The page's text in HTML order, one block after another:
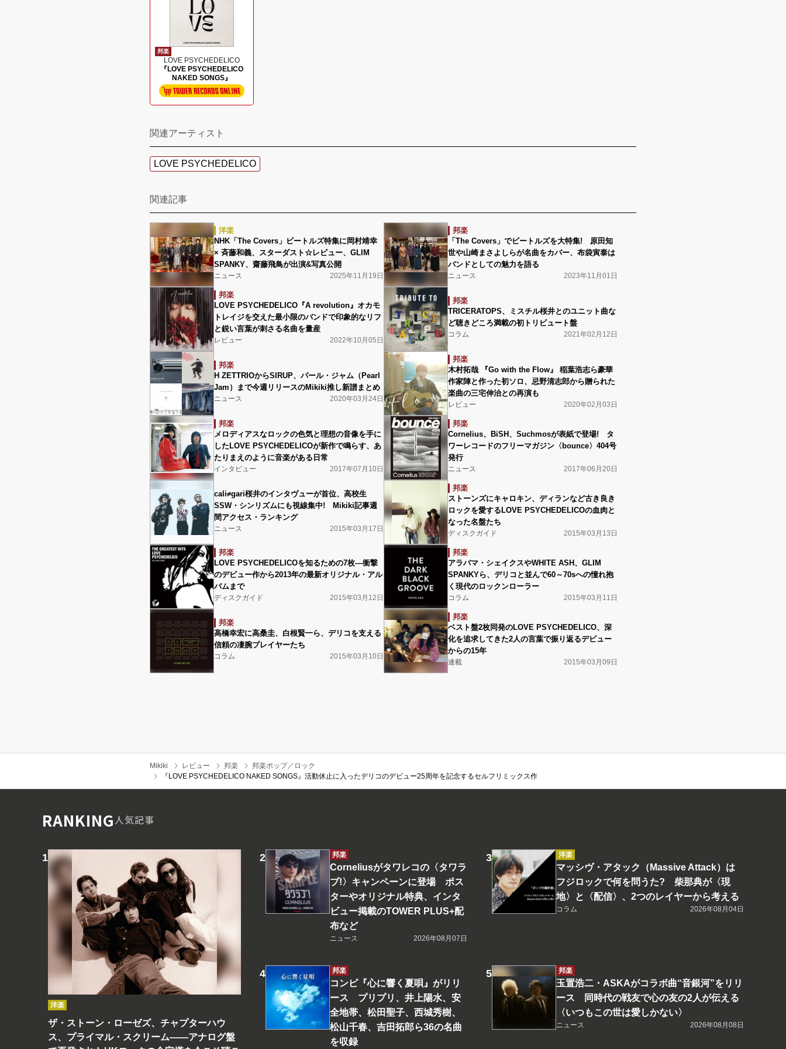
邦楽
LOVE PSYCHEDELICO
『LOVE PSYCHEDELICO
NAKED SONGS』
関連アーティスト
LOVE PSYCHEDELICO
関連記事
洋楽
NHK「The Covers」ビートルズ特集に岡村靖幸
× 斉藤和義、スターダスト☆レビュー、GLIM
SPANKY、齋藤飛鳥が出演&写真公開
ニュース 2025年11月19日
邦楽
「The Covers」でビートルズを大特集! 原田知
世や山崎まさよしらが名曲をカバー、布袋寅泰は
バンドとしての魅力を語る
ニュース 2023年11月01日
邦楽
LOVE PSYCHEDELICO『A revolution』オカモ
トレイジを交えた最小限のバンドで印象的なリフ
と鋭い言葉が刺さる名曲を量産
レビュー 2022年10月05日
邦楽
TRICERATOPS、ミスチル桜井とのユニット曲な
ど聴きどころ満載の初トリビュート盤
コラム 2021年02月12日
邦楽
H ZETTRIOからSIRUP、パール・ジャム（Pearl
Jam）まで今週リリースのMikiki推し新譜まとめ
ニュース 2020年03月24日
邦楽
木村拓哉 『Go with the Flow』 稲葉浩志ら豪華
作家陣と作った初ソロ、忌野清志郎から贈られた
楽曲の三宅伸治との再演も
レビュー 2020年02月03日
邦楽
メロディアスなロックの色気と理想の音像を手に
したLOVE PSYCHEDELICOが新作で鳴らす、あ
たりまえのように音楽がある日常
インタビュー 2017年07月10日
邦楽
Cornelius、BiSH、Suchmosが表紙で登場! タ
ワーレコードのフリーマガジン〈bounce〉404号
発行
ニュース 2017年06月20日
cali≠gari桜井のインタヴューが首位、高校生
SSW・シンリズムにも視線集中! Mikiki記事週
間アクセス・ランキング
ニュース 2015年03月17日
邦楽
ストーンズにキャロキン、ディランなど古き良き
ロックを愛するLOVE PSYCHEDELICOの血肉と
なった名盤たち
ディスクガイド 2015年03月13日
邦楽
LOVE PSYCHEDELICOを知るための7枚―衝撃
のデビュー作から2013年の最新オリジナル・アル
バムまで
ディスクガイド 2015年03月12日
邦楽
アラバマ・シェイクスやWHITE ASH、GLIM
SPANKYら、デリコと並んで60～70sへの憧れ抱
く現代のロックンローラー
コラム 2015年03月11日
邦楽
高橋幸宏に高桑圭、白根賢一ら、デリコを支える
信頼の凄腕プレイヤーたち
コラム 2015年03月10日
邦楽
ベスト盤2枚同発のLOVE PSYCHEDELICO、深
化を追求してきた2人の言葉で振り返るデビュー
からの15年
連載 2015年03月09日
Mikiki レビュー 邦楽
邦楽ポップ／ロック
『LOVE PSYCHEDELICO NAKED SONGS』活動休止に入ったデリコのデビュー25周年を記念するセルフリミックス作
RANKING人気記事
洋楽
ザ・ストーン・ローゼズ、チャプターハウ
ス、プライマル・スクリーム――アナログ盤
邦楽
Corneliusがタワレコの〈タワラ
ブ!〉キャンペーンに登場 ポス
ターやオリジナル特典、インタ
ビュー掲載のTOWER PLUS+配
布など
ニュース 2026年08月07日
洋楽
マッシヴ・アタック（Massive Attack）は
フジロックで何を問うた? 柴那典が〈現
地〉と〈配信〉、2つのレイヤーから考える
コラム 2026年08月04日
邦楽
コンピ『心に響く夏唄』がリリ
ース プリプリ、井上陽水、安
全地帯、松田聖子、西城秀樹、
松山千春、吉田拓郎ら36の名曲
を収録
邦楽
玉置浩二・ASKAがコラボ曲“音銀河”をリリ
ース 同時代の戦友で心の友の2人が伝える
〈いつもこの世は愛しかない〉
ニュース 2026年08月08日